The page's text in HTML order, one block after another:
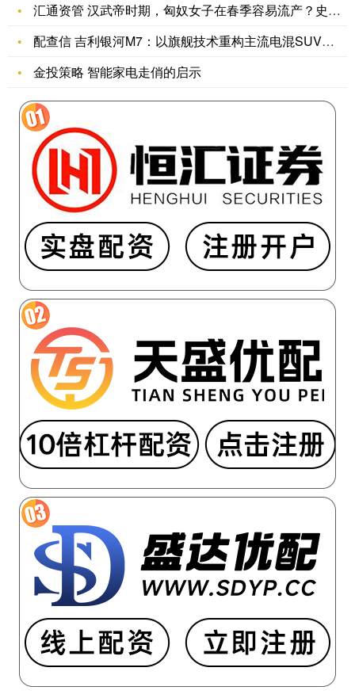
汇通资管 汉武帝时期，匈奴女子在春季容易流产？史书：不愧是汉
配查信 吉利银河M7：以旗舰技术重构主流电混SUV新标杆
金投策略 智能家电走俏的启示